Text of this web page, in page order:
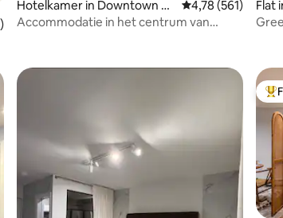
beoordeling van 4,96 op 5, 419 recensies
Hotelkamer in Downtown Br
ooklyn
Gemiddelde
4,78 (561)
Accommodatie in het centrum van
Flat